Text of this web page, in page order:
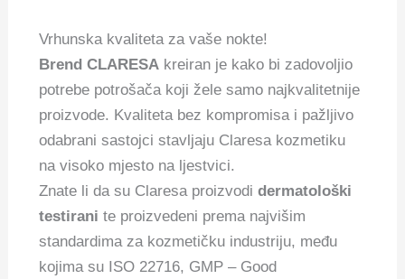
Vrhunska kvaliteta za vaše nokte!
Brend CLARESA kreiran je kako bi zadovoljio
potrebe potrošača koji žele samo najkvalitetnije
proizvode. Kvaliteta bez kompromisa i pažljivo
odabrani sastojci stavljaju Claresa kozmetiku
na visoko mjesto na ljestvici.
Znate li da su Claresa proizvodidermatološki
testirani te proizvedeni prema najvišim
standardima za kozmetičku industriju, među
kojima su ISO 22716, GMP – Good